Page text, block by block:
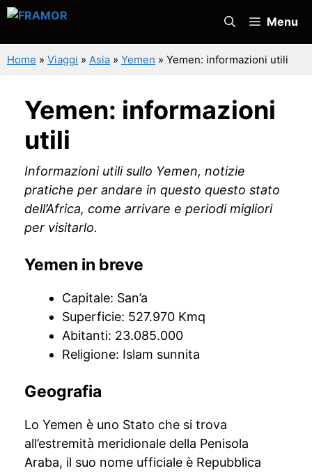
Vai
contenuto
Menu
Home » Viaggi » Asia » Yemen » Yemen: informazioni utili
Yemen: informazioni
utili
Informazioni utili sullo Yemen, notizie
pratiche per andare in questo questo stato
dell’Africa, come arrivare e periodi migliori
per visitarlo.
Yemen in breve
Capitale: San’a
Superficie: 527.970 Kmq
Abitanti: 23.085.000
Religione: Islam sunnita
Geografia
Lo Yemen è uno Stato che si trova
all’estremità meridionale della Penisola
Araba, il suo nome ufficiale è Repubblica